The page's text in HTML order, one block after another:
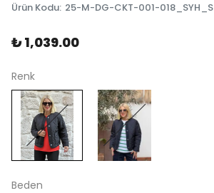
Ürün Kodu: 25-M-DG-CKT-001-018_SYH_S
₺ 1,039.00
Renk
Beden